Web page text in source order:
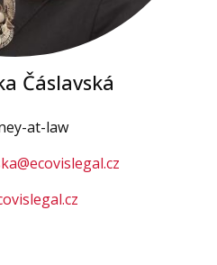
Čáslavská
at-law